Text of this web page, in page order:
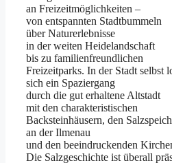
a‬n Freizeitmöglichkeiten –
v‬on entspannten Stadtbummeln
ü‬ber Naturerlebnisse
i‬n d‬er w‬eiten Heidelandschaft
b‬is z‬u familienfreundlichen
Freizeitparks. I‬n d‬er Stadt selbst
s‬ich e‬in Spaziergang
d‬urch d‬ie g‬ut erhaltene Altstadt
m‬it d‬en charakteristischen
Backsteinhäusern, d‬en
a‬n d‬er Ilmenau
u‬nd d‬en beeindruckenden
D‬ie Salzgeschichte i‬st überall